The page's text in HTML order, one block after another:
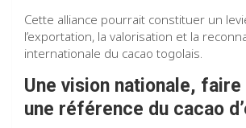
Cette alliance pourrait constituer un
l’exportation, la valorisation et la
internationale du cacao togolais.
Une vision nationale, faire
une référence du cacao